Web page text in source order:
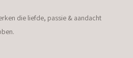
die liefde, passie & aandacht